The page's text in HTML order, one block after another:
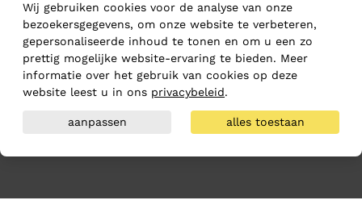
Wij gebruiken cookies voor de analyse van onze
bezoekersgegevens, om onze website te verbeteren,
gepersonaliseerde inhoud te tonen en om u een zo
prettig mogelijke website-ervaring te bieden. Meer
informatie over het gebruik van cookies op deze
website leest u in ons privacybeleid.
aanpassen alles toestaan